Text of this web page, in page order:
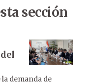
sección
demanda de